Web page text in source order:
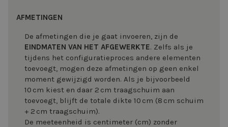
AFMETINGEN
De afmetingen die je gaat invoeren, zijn de
EINDMATEN VAN HET AFGEWERKTE. Zelfs als je
tijdens het configuratieproces andere elementen
toevoegt, mogen deze afmetingen op geen enkel
moment gewijzigd worden. Als je bijvoorbeeld
10 cm kiest en daar 2 cm traagschuim aan
toevoegt, blijft de totale dikte 10 cm (8 cm schuim
+ 2 cm traagschuim).
De meeteenheid is centimeter (cm) zonder